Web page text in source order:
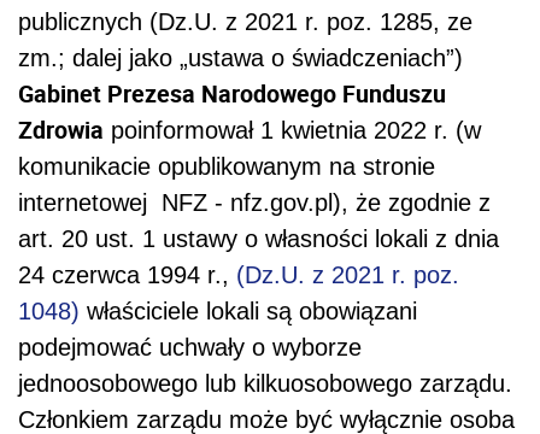
publicznych (Dz.U. z 2021 r. poz. 1285, ze
zm.; dalej jako „ustawa o świadczeniach”)
Gabinet Prezesa Narodowego Funduszu
Zdrowia poinformował 1 kwietnia 2022 r. (w
komunikacie opublikowanym na stronie
internetowej NFZ - nfz.gov.pl), że zgodnie z
art. 20 ust. 1 ustawy o własności lokali z dnia
24 czerwca 1994 r., (Dz.U. z 2021 r. poz.
1048) właściciele lokali są obowiązani
podejmować uchwały o wyborze
jednoosobowego lub kilkuosobowego zarządu.
Członkiem zarządu może być wyłącznie osoba